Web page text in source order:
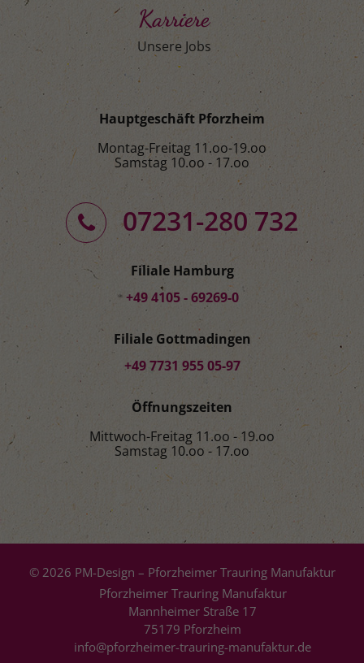
Karriere
Unsere Jobs
Hauptgeschäft Pforzheim
Montag-Freitag 11.oo-19.oo
Samstag 10.oo - 17.oo
07231-280 732
Filiale Hamburg
+49 4105 - 69269-0
Filiale Gottmadingen
+49 7731 955 05-97
Öffnungszeiten
Mittwoch-Freitag 11.oo - 19.oo
Samstag 10.oo - 17.oo
© 2026 PM-Design – Pforzheimer Trauring Manufaktur
Pforzheimer Trauring Manufaktur
Mannheimer Straße 17
75179 Pforzheim
info@pforzheimer-trauring-manufaktur.de